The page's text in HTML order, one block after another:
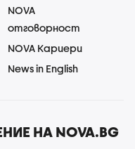
NOVA
отговорност
NOVA Кариери
News in English
НА NOVA.BG